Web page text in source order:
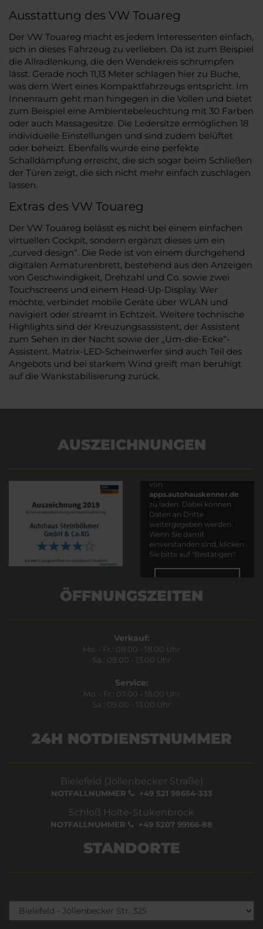
Ausstattung des VW Touareg
Der VW Touareg macht es jedem Interessenten einfach,
sich in dieses Fahrzeug zu verlieben. Da ist zum Beispiel
die Allradlenkung, die den Wendekreis schrumpfen
lässt. Gerade noch 11,13 Meter schlagen hier zu Buche,
was dem Wert eines Kompaktfahrzeugs entspricht. Im
Innenraum geht man hingegen in die Vollen und bietet
zum Beispiel eine Ambientebeleuchtung mit 30 Farben
oder auch Massagesitze. Die Ledersitze ermöglichen 18
individuelle Einstellungen und sind zudem belüftet
oder beheizt. Ebenfalls wurde eine perfekte
Schalldämpfung erreicht, die sich sogar beim Schließen
der Türen zeigt, die sich nicht mehr einfach zuschlagen
lassen.
Extras des VW Touareg
Der VW Touareg belässt es nicht bei einem einfachen
virtuellen Cockpit, sondern ergänzt dieses um ein
„curved design“. Die Rede ist von einem durchgehend
digitalen Armaturenbrett, bestehend aus den Anzeigen
von Geschwindigkeit, Drehzahl und Co. sowie zwei
Touchscreens und einem Head-Up-Display. Wer
möchte, verbindet mobile Geräte über WLAN und
navigiert oder streamt in Echtzeit. Weitere technische
Highlights sind der Kreuzungsassistent, der Assistent
zum Sehen in der Nacht sowie der „Um-die-Ecke“-
Assistent. Matrix-LED-Scheinwerfer sind auch Teil des
Angebots und bei starkem Wind greift man beruhigt
auf die Wankstabilisierung zurück.
AUSZEICHNUNGEN
von
apps.autohauskenner.de
zu laden. Dabei können
Daten an Dritte
weitergegeben werden.
Wenn Sie damit
einverstanden sind, klicken
Sie bitte auf "Bestätigen".
ÖFFNUNGSZEITEN
Verkauf:
Mo. - Fr.: 08.00 - 18.00 Uhr
Sa.: 09.00 - 13.00 Uhr
Service:
Mo. - Fr.: 07.00 - 18.00 Uhr
Sa.: 09.00 - 13.00 Uhr
24H NOTDIENSTNUMMER
Bielefeld (Jöllenbecker Straße)
NOTFALLNUMMER +49 521 98654-333
Schloß Holte-Stukenbrock
NOTFALLNUMMER +49 5207 99166-88
STANDORTE